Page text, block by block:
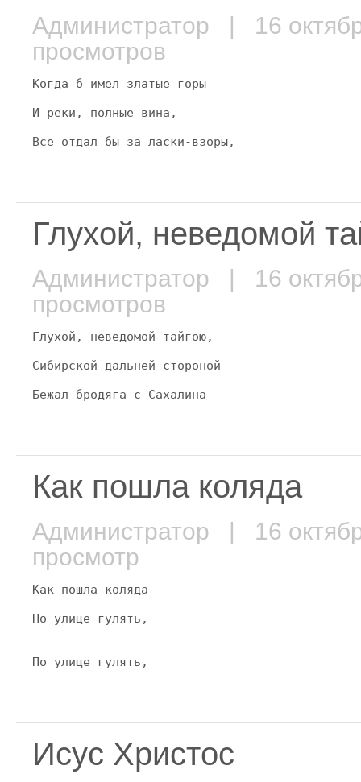
Администратор | 16
просмотров
Когда б имел златые горы
И реки, полные вина,
Все отдал бы за ласки-взоры,
Глухой, неведомой
Администратор | 16
просмотров
Глухой, неведомой тайгою,
Сибирской дальней стороной
Бежал бродяга с Сахалина
Как пошла коляда
Администратор | 16
просмотр
Как пошла коляда
По улице гулять,
По улице гулять,
Исус Христос